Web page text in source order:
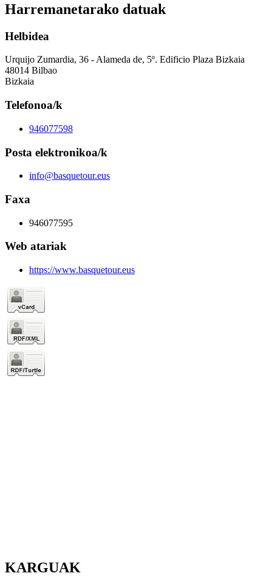
Harremanetarako datuak
Helbidea
Urquijo Zumardia, 36 - Alameda de, 5º. Edificio Plaza Bizkaia
48014 Bilbao
Bizkaia
Telefonoa/k
946077598
Posta elektronikoa/k
info@basquetour.eus
Faxa
946077595
Web atariak
https://www.basquetour.eus
KARGUAK